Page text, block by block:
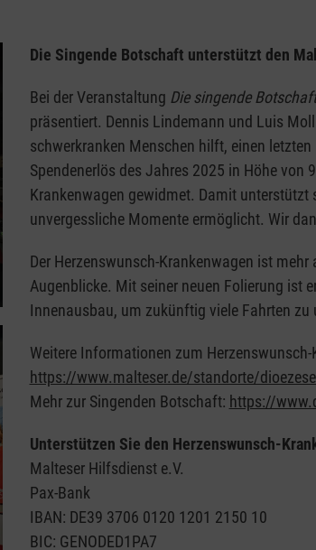
Die Singende Botschaft unterstützt den
Bei der Veranstaltung Die singende Botschaft
präsentiert. Dennis Lindemann und Luis
schwerkranken Menschen hilft, einen
Spendenerlös des Jahres 2025 in Höhe
Krankenwagen gewidmet. Damit
unvergessliche Momente ermöglicht. Wir
Der Herzenswunsch-Krankenwagen ist
Augenblicke. Mit seiner neuen Folierung ist
Innenausbau, um zukünftig viele Fahrten
Weitere Informationen zum
https://www.malteser.de/standorte/
Mehr zur Singenden Botschaft: https://
Unterstützen Sie den Herzenswunsch-
Malteser Hilfsdienst e.V.
Pax-Bank
IBAN: DE39 3706 0120 1201 2150 10
BIC: GENODED1PA7